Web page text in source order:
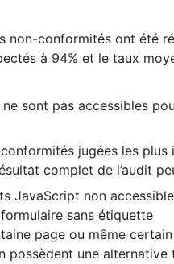
non-conformités ont été
à 94% et le taux
sont pas accessibles
jugées les
complet de l’audit
JavaScript non
sans étiquette
page ou même
possèdent une alternative